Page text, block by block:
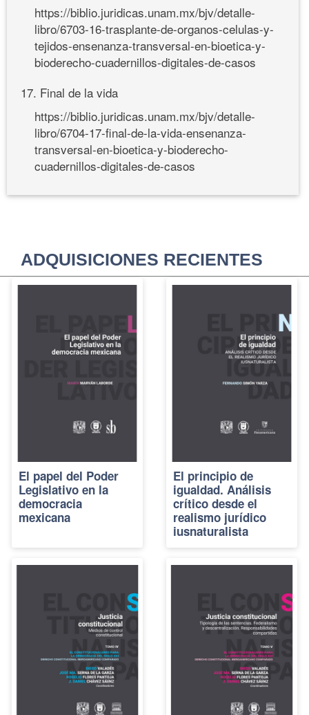
https://biblio.juridicas.unam.mx/bjv/detalle-
libro/6703-16-trasplante-de-organos-celulas-y-
tejidos-ensenanza-transversal-en-bioetica-y-
bioderecho-cuadernillos-digitales-de-casos
17. Final de la vida
https://biblio.juridicas.unam.mx/bjv/detalle-
libro/6704-17-final-de-la-vida-ensenanza-
transversal-en-bioetica-y-bioderecho-
cuadernillos-digitales-de-casos
ADQUISICIONES RECIENTES
El papel del Poder
Legislativo en la
democracia
mexicana
El principio de
igualdad. Análisis
crítico desde el
realismo jurídico
iusnaturalista